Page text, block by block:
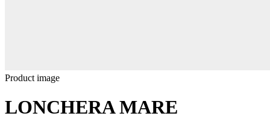
Product image
LONCHERA MARE